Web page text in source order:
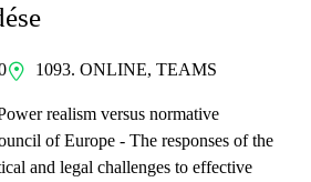
1093. ONLINE, TEAMS
realism versus normative
of Europe - The responses of the
and legal challenges to effective